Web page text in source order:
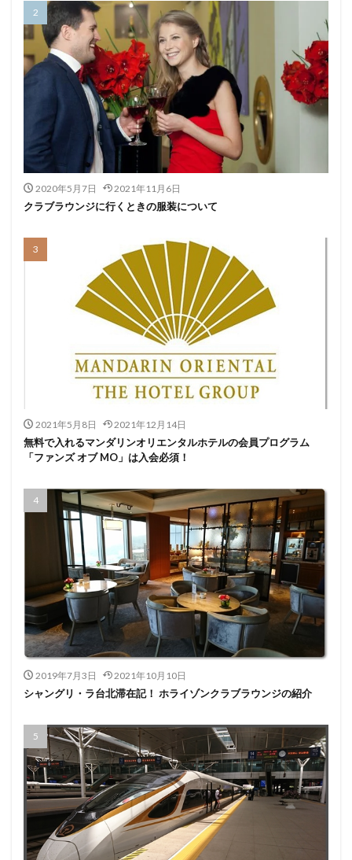
2020年5月7日 2021年11月6日
クラブラウンジに行くときの服装について
2021年5月8日 2021年12月14日
無料で入れるマンダリンオリエンタルホテルの会員プログラム
「ファンズ オブ MO」は入会必須！
2019年7月3日 2021年10月10日
シャングリ・ラ台北滞在記！ ホライゾンクラブラウンジの紹介